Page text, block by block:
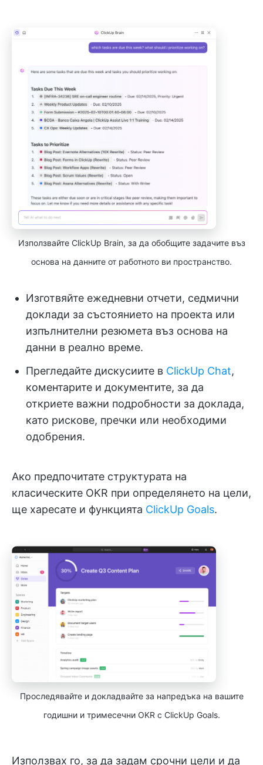
Използвайте ClickUp Brain, за да обобщите задачите въз
основа на данните от работното ви пространство.
Изготвяйте ежедневни отчети, седмични
доклади за състоянието на проекта или
изпълнителни резюмета въз основа на
данни в реално време.
Прегледайте дискусиите в ClickUp Chat,
коментарите и документите, за да
откриете важни подробности за доклада,
като рискове, пречки или необходими
одобрения.
Ако предпочитате структурата на
класическите OKR при определянето на цели,
ще харесате и функцията ClickUp Goals.
Проследявайте и докладвайте за напредъка на вашите
годишни и тримесечни OKR с ClickUp Goals.
Използвах го, за да задам срочни цели и да